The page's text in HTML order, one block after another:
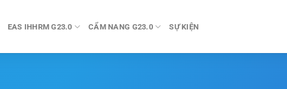
EAS IHHRM G23.0 CẨM NANG G23.0 SỰ KIỆN